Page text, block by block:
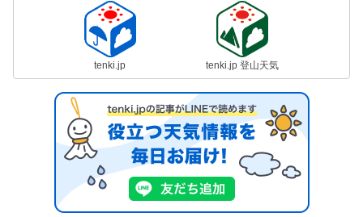
tenki.jp tenki.jp 登山天気